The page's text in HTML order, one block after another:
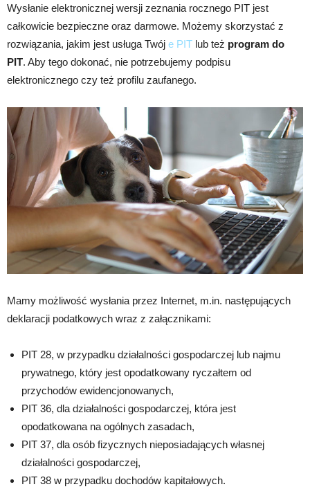
Wysłanie elektronicznej wersji zeznania rocznego PIT jest
całkowicie bezpieczne oraz darmowe. Możemy skorzystać z
rozwiązania, jakim jest usługa Twój e PIT lub też program do
PIT. Aby tego dokonać, nie potrzebujemy podpisu
elektronicznego czy też profilu zaufanego.
Mamy możliwość wysłania przez Internet, m.in. następujących
deklaracji podatkowych wraz z załącznikami:
PIT 28, w przypadku działalności gospodarczej lub najmu
prywatnego, który jest opodatkowany ryczałtem od
przychodów ewidencjonowanych,
PIT 36, dla działalności gospodarczej, która jest
opodatkowana na ogólnych zasadach,
PIT 37, dla osób fizycznych nieposiadających własnej
działalności gospodarczej,
PIT 38 w przypadku dochodów kapitałowych.